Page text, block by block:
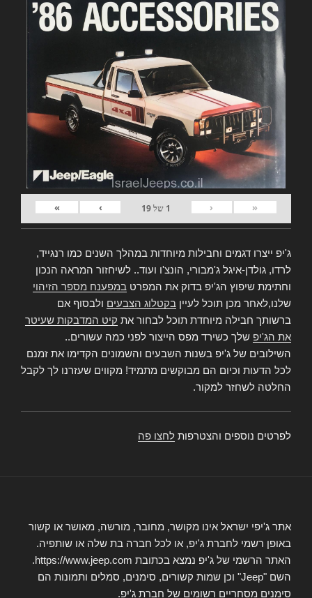
«
‹
1 של19
›
»
ג'יפ ייצרו דגמים וחבילות מיוחדות במהלך השנים כמו רנגייד,
לרדו, גולדן-איגל ג'מבורי, הונצ'ו ועוד.. לשיחזור המראה הנכון
וחתימת שיפוץ הג'יפ בדוק את המפרט במפענח מספר הזיהוי
שלנו,לאחר מכן תוכל לעיין בקטלוג הצבעים ולבסוף אם
ברשותך חבילה מיוחדת תוכל לבחור את קיט המדבקות שעיטר
את הג'יפ שלך כשירד מפס הייצור לפני כמה עשורים..
השילובים של ג'יפ בשנות השבעים והשמונים הקדימו את זמנם
לכל הדעות וכיום הם מבוקשים מתמיד! מקווים שעזרנו לך לקבל
החלטה לשחזר למקור.
לפרטים נוספים והצטרפות לחצו פה
אתר ג'יפי ישראל אינו מקושר, מחובר, מורשה, מאושר או קשור
באופן רשמי לחברת ג'יפ, או לכל חברה בת שלה או שותפיה.
האתר הרשמי של ג'יפ נמצא בכתובת https://www.jeep.com.
השם "Jeep" וכן שמות קשורים, סימנים, סמלים ותמונות הם
סימנים מסחריים רשומים של חברת ג'יפ.